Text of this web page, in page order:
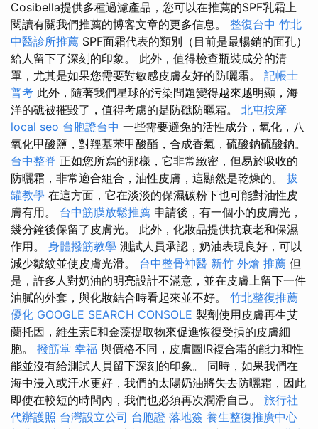
Cosibella提供多種過濾產品，您可以在推薦的SPF乳霜上
閱讀有關我們推薦的博客文章的更多信息。 整復台中 竹北
中醫診所推薦 SPF面霜代表的類別（目前是最暢銷的面孔）
給人留下了深刻的印象。 此外，值得檢查瓶裝成分的清
單，尤其是如果您需要對敏感皮膚友好的防曬霜。 記帳士
普考 此外，隨著我​​們星球的污染問題變得越來越明顯，海
洋的礁被摧毀了，值得考慮的是防礁防曬霜。 北屯按摩
local seo 台胞證台中 一些需要避免的活性成分，氧化，八
氧化甲酸鹽，對羥基苯甲酸酯，合成香氣，硫酸鈉硫酸鈉。
台中整脊 正如您所寫的那樣，它非常緻密，但易於吸收的
防曬霜，非常適合組合，油性皮膚，這顯然是乾燥的。 拔
罐教學 在這方面，它在淡淡的保濕碳粉下也可能對油性皮
膚有用。 台中筋膜放鬆推薦 申請後，有一個小的皮膚光，
幾分鐘後保留了皮膚光。 此外，化妝品提供抗衰老和保濕
作用。 身體撥筋教學 測試人員承認，奶油表現良好，可以
減少皺紋並使皮膚光滑。 台中整骨神醫 新竹 外燴 推薦 但
是，許多人對奶油的明亮設計不滿意，並在皮膚上留下一件
油膩的外套，與化妝結合時看起來並不好。 竹北整復推薦
優化 GOOGLE SEARCH CONSOLE 製劑使用皮膚再生艾
蘭托因，維生素E和金藻提取物來促進恢復受損的皮膚細
胞。 撥筋堂 幸福 與價格不同，皮膚圖IR複合霜的能力和性
能並沒有給測試人員留下深刻的印象。 同時，如果我們在
海中浸入或汗水更好，我們的太陽奶油將失去防曬霜，因此
即使在較短的時間內，我們也必須再次潤滑自己。 旅行社
代辦護照 台灣設立公司 台胞證 落地簽 養生整復推廣中心